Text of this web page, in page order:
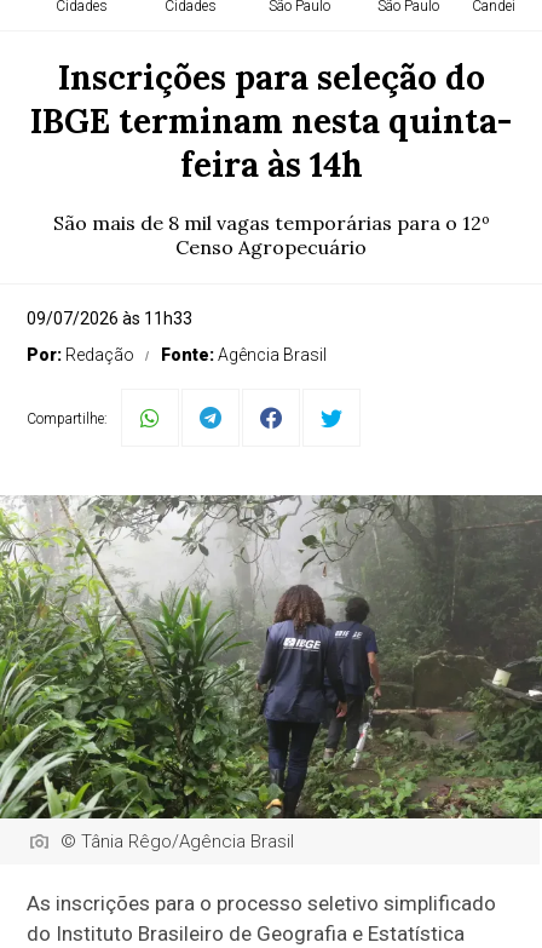
Cidades Cidades São Paulo São Paulo Candeias
Inscrições para seleção do
IBGE terminam nesta quinta-
feira às 14h
São mais de 8 mil vagas temporárias para o 12º
Censo Agropecuário
09/07/2026 às 11h33
Por: Redação Fonte:Agência Brasil
Compartilhe:
© Tânia Rêgo/Agência Brasil
As inscrições para o processo seletivo simplificado
do Instituto Brasileiro de Geografia e Estatística